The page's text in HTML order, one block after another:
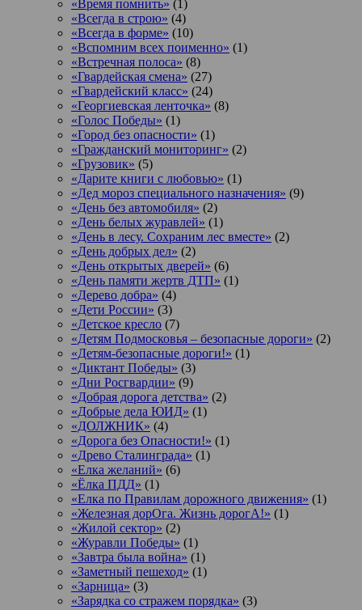
«Время помнить» (1)
«Всегда в строю» (4)
«Всегда в форме» (10)
«Вспомним всех поименно» (1)
«Встречная полоса» (8)
«Гвардейская смена» (27)
«Гвардейский класс» (24)
«Георгиевская ленточка» (8)
«Голос Победы» (1)
«Город без опасности» (1)
«Гражданский мониторинг» (2)
«Грузовик» (5)
«Дарите книги с любовью» (1)
«Дед мороз специального назначения» (9)
«День без автомобиля» (2)
«День белых журавлей» (1)
«День в лесу. Сохраним лес вместе» (2)
«День добрых дел» (2)
«День открытых дверей» (6)
«День памяти жертв ДТП» (1)
«Дерево добра» (4)
«Дети России» (3)
«Детское кресло (7)
«Детям Подмосковья – безопасные дороги» (2)
«Детям-безопасные дороги!» (1)
«Диктант Победы» (3)
«Дни Росгвардии» (9)
«Добрая дорога детства» (2)
«Добрые дела ЮИД» (1)
«ДОЛЖНИК» (4)
«Дорога без Опасности!» (1)
«Древо Сталинграда» (1)
«Елка желаний» (6)
«Ёлка ПДД» (1)
«Елка по Правилам дорожного движения» (1)
«Железная дорОга. Жизнь дорогА!» (1)
«Жилой сектор» (2)
«Журавли Победы» (1)
«Завтра была война» (1)
«Заметный пешеход» (1)
«Зарница» (3)
«Зарядка со стражем порядка» (3)